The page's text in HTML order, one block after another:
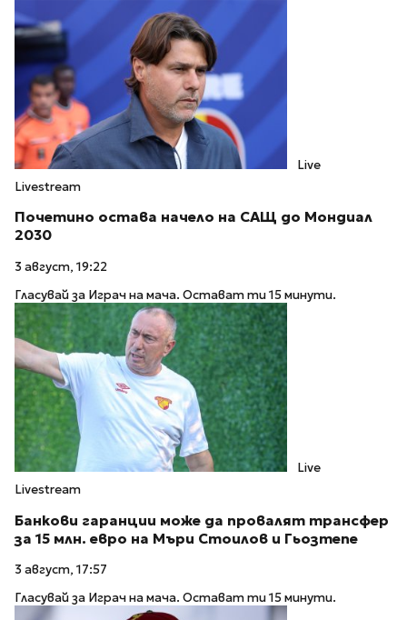
Live
Livestream
Почетино остава начело на САЩ до Мондиал
2030
3 август, 19:22
Гласувай за Играч на мача. Остават ти 15 минути.
Live
Livestream
Банкови гаранции може да провалят трансфер
за 15 млн. евро на Мъри Стоилов и Гьозтепе
3 август, 17:57
Гласувай за Играч на мача. Остават ти 15 минути.